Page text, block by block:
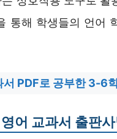
통해 학생들의 언어
서 PDF로 공부한 3-6
어 교과서 출판